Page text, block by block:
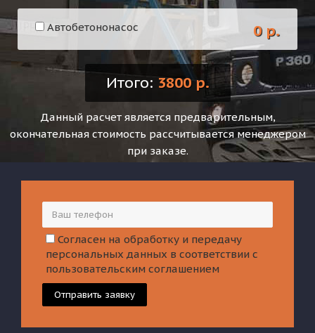
Автобетононасос 0 р.
Итого: 3800 р.
Данный расчет является предварительным,
окончательная стоимость рассчитывается менеджером
при заказе.
Согласен на обработку и передачу
персональных данных в соответствии с
пользовательским соглашением
Отправить заявку